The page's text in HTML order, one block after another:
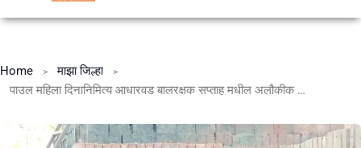
Home
माझा जिल्हा
पाउल महिला दिनानिमित्य आधारवड बालरक्षक सप्ताह मधील अलौकीक कार्य करणाऱ्या बालरक्षक भगिनीचा भावस्पर्श…..*